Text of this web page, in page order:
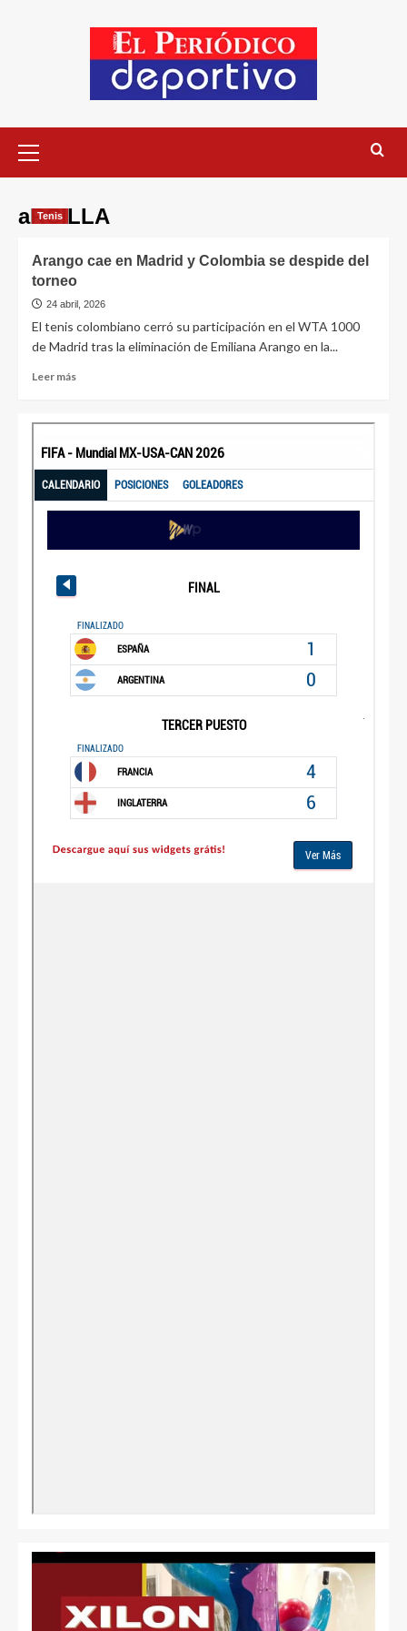
aRCILLA
Tenis
Arango cae en Madrid y Colombia se despide del
torneo
24 abril, 2026
El tenis colombiano cerró su participación en el WTA 1000
de Madrid tras la eliminación de Emiliana Arango en la...
Leer más